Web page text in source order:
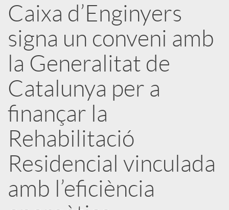
r
x
e
s
S
o
Caixa d’Enginyers
signa un conveni amb
la Generalitat de
Catalunya per a
finançar la
Rehabilitació
Residencial vinculada
amb l’eficiència